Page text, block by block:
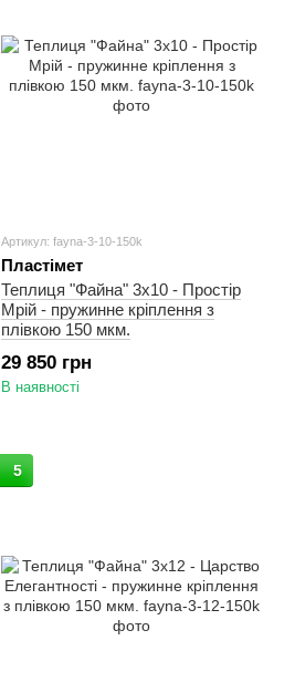
Артикул: fayna-3-10-150k
Пластімет
Теплиця "Файна" 3х10 - Простір
Мрій - пружинне кріплення з
плівкою 150 мкм.
29 850 грн
В наявності
5